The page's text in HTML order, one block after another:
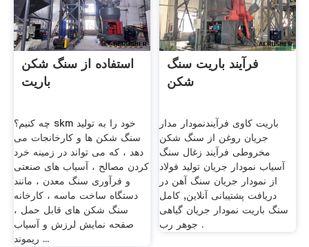
استفاده از سنگ شکن
باریت
چه کنیم؟ skm خود را به تولید
سنگ شکن ها و کارخانجات می
دهد ، که می تواند در زمینه خرد
کردن مصالح ، آسیاب های صنعتی
و فرآوری سنگ معدن ، مانند
دستگاه ساخت ماسه ، کارخانه
سنگ شکن های قابل حمل ،
صفحه نمایش لرزش و آسیاب
ریموند ...
فرآیند باریت سنگ
شکن
باریت کاوی فرآیندنمودار مدار
جریان روغن از سنگ شکن
مخروطی فرآیند زغال سنگ
آسیاب نمودار جریان تولید فولاد
از نمودار جریان سنگ آهن در
دریافت پشتیبانی آنلاین, کامل
سنگ باریت نمودار جریان گیاهی
جوهر رب .